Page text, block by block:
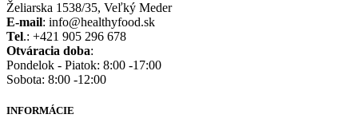
Želiarska 1538/35, Veľký Meder
E-mail: info@healthyfood.sk
Tel.: +421 905 296 678
Otváracia doba:
Pondelok - Piatok: 8:00 -17:00
Sobota: 8:00 -12:00
INFORMÁCIE